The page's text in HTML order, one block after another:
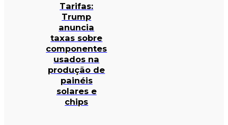
Tarifas:
Trump
anuncia
taxas sobre
componentes
usados na
produção de
painéis
solares e
chips